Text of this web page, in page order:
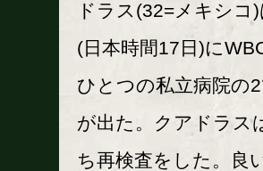
ドラス(32=メキシコ
(日本時間17日)に
ひとつの私立病院の
が出た。クアドラス
ち再検査をした。良